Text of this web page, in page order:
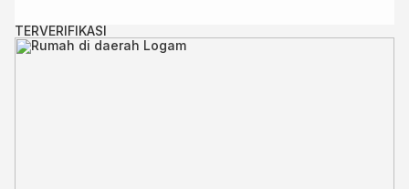
TERVERIFIKASI